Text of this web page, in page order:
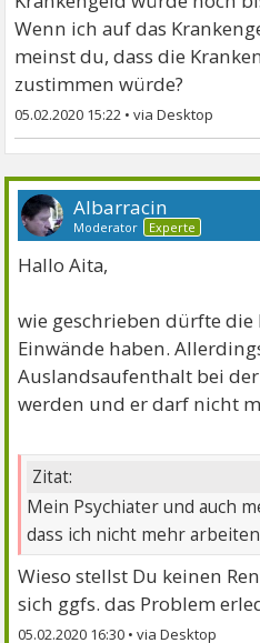
Wenn ich auf das
meinst du, dass die
zustimmen würde?
05.02.2020 15:22 •
Albarracin
Moderator Experte
Hallo Aita,
wie geschrieben dürfte die
Einwände haben.
Auslandsaufenthalt bei
werden und er darf nicht
Zitat:
Mein Psychiater und auch
dass ich nicht mehr
Wieso stellst Du keinen
sich ggfs. das Problem
05.02.2020 16:30 •